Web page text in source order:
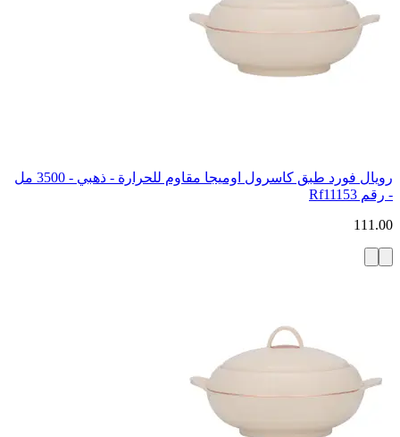
رويال فورد طبق كاسرول اوميجا مقاوم للحرارة - ذهبي - 3500 مل
- رقم Rf11153
111.00